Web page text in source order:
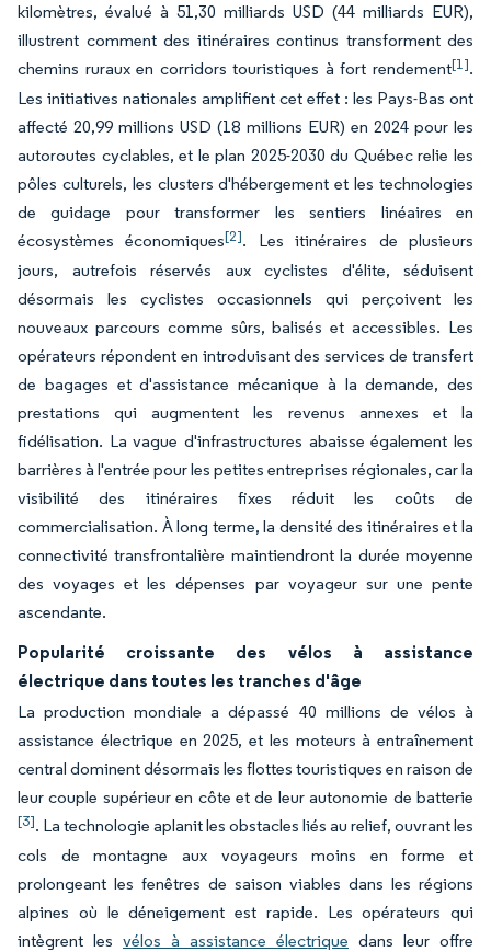
kilomètres, évalué à 51,30 milliards USD (44 milliards EUR),
illustrent comment des itinéraires continus transforment des
chemins ruraux en corridors touristiques à fort rendement[1].
Les initiatives nationales amplifient cet effet : les Pays-Bas ont
affecté 20,99 millions USD (18 millions EUR) en 2024 pour les
autoroutes cyclables, et le plan 2025-2030 du Québec relie les
pôles culturels, les clusters d'hébergement et les technologies
de guidage pour transformer les sentiers linéaires en
écosystèmes économiques[2]. Les itinéraires de plusieurs
jours, autrefois réservés aux cyclistes d'élite, séduisent
désormais les cyclistes occasionnels qui perçoivent les
nouveaux parcours comme sûrs, balisés et accessibles. Les
opérateurs répondent en introduisant des services de transfert
de bagages et d'assistance mécanique à la demande, des
prestations qui augmentent les revenus annexes et la
fidélisation. La vague d'infrastructures abaisse également les
barrières à l'entrée pour les petites entreprises régionales, car la
visibilité des itinéraires fixes réduit les coûts de
commercialisation. À long terme, la densité des itinéraires et la
connectivité transfrontalière maintiendront la durée moyenne
des voyages et les dépenses par voyageur sur une pente
ascendante.
Popularité croissante des vélos à assistance
électrique dans toutes les tranches d'âge
La production mondiale a dépassé 40 millions de vélos à
assistance électrique en 2025, et les moteurs à entraînement
central dominent désormais les flottes touristiques en raison de
leur couple supérieur en côte et de leur autonomie de batterie
[3]. La technologie aplanit les obstacles liés au relief, ouvrant les
cols de montagne aux voyageurs moins en forme et
prolongeant les fenêtres de saison viables dans les régions
alpines où le déneigement est rapide. Les opérateurs qui
intègrent les vélos à assistance électrique dans leur offre